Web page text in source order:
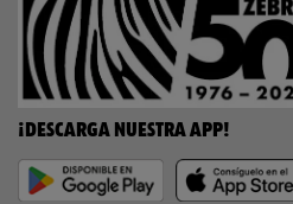
¡DESCARGA NUESTRA APP!